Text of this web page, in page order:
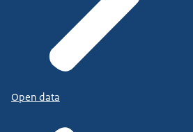
Open data